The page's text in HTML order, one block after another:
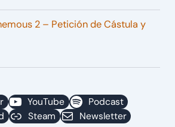
2 – Petición de Cástula y
YouTube
Podcast
Steam Newsletter